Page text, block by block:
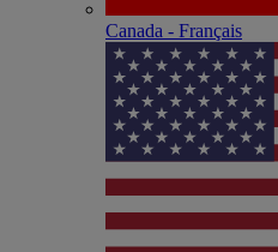
Canada - Français